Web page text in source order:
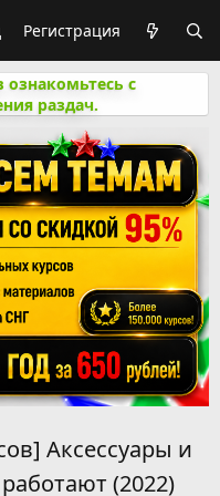
Регистрация
с
раздач.
Аксессуары и
(2022)